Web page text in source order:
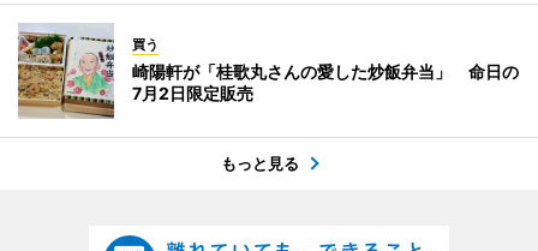
買う
崎陽軒が「桂歌丸さんの愛した炒飯弁当」 命日の
7月2日限定販売
もっと見る